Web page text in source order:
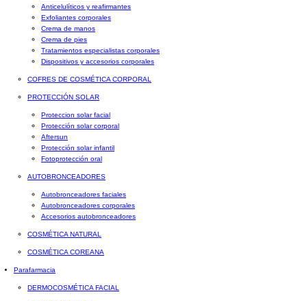
Anticelulíticos y reafirmantes
Exfoliantes corporales
Crema de manos
Crema de pies
Tratamientos especialistas corporales
Dispositivos y accesorios corporales
COFRES DE COSMÉTICA CORPORAL
PROTECCIÓN SOLAR
Proteccion solar facial
Protección solar corporal
Aftersun
Protección solar infantil
Fotoprotección oral
AUTOBRONCEADORES
Autobronceadores faciales
Autobronceadores corporales
Accesorios autobronceadores
COSMÉTICA NATURAL
COSMÉTICA COREANA
Parafarmacia
DERMOCOSMÉTICA FACIAL